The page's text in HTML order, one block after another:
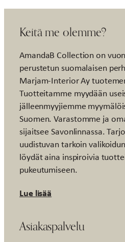
Keitä me olemme?
AmandaB Collection on
perustetun suomalaisen
Marjam-Interior Ay
Tuotteitamme myydään
jälleenmyyjiemme
Suomen. Varastomme ja
sijaitsee Savonlinnassa.
uudistuvan tarkoin
löydät aina inspiroivia
pukeutumiseen.
Lue lisää
Asiakaspalvelu